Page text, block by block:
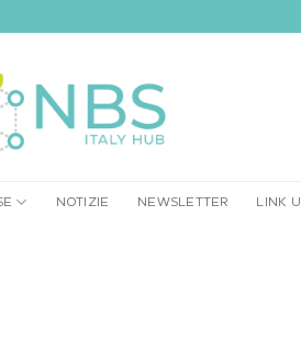
NOTIZIE NEWSLETTER LINK